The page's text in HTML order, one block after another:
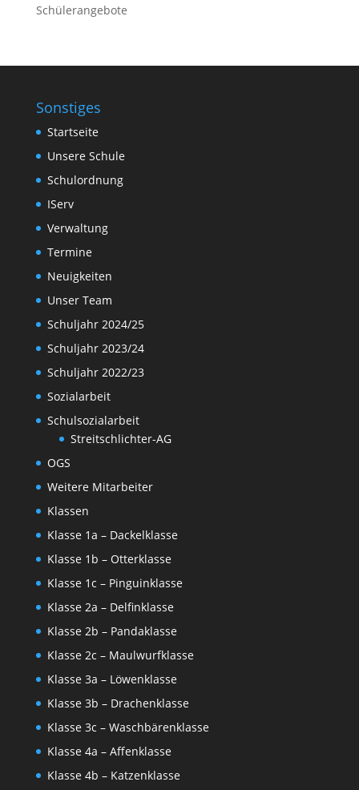
Schülerangebote
Sonstiges
Startseite
Unsere Schule
Schulordnung
IServ
Verwaltung
Termine
Neuigkeiten
Unser Team
Schuljahr 2024/25
Schuljahr 2023/24
Schuljahr 2022/23
Sozialarbeit
Schulsozialarbeit
Streitschlichter-AG
OGS
Weitere Mitarbeiter
Klassen
Klasse 1a – Dackelklasse
Klasse 1b – Otterklasse
Klasse 1c – Pinguinklasse
Klasse 2a – Delfinklasse
Klasse 2b – Pandaklasse
Klasse 2c – Maulwurfklasse
Klasse 3a – Löwenklasse
Klasse 3b – Drachenklasse
Klasse 3c – Waschbärenklasse
Klasse 4a – Affenklasse
Klasse 4b – Katzenklasse